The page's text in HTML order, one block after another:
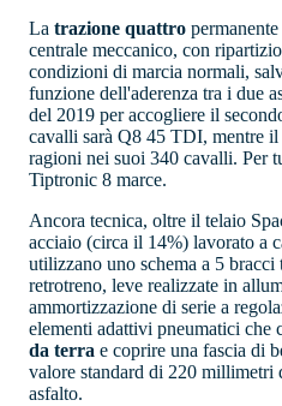
La trazione quattro
centrale meccanico, con
condizioni di marcia normali,
funzione dell'aderenza tra i due
del 2019 per accogliere il
cavalli sarà Q8 45 TDI, mentre
ragioni nei suoi 340 cavalli. Per
Tiptronic 8 marce.
Ancora tecnica, oltre il telaio
acciaio (circa il 14%) lavorato a
utilizzano uno schema a 5 bracci
retrotreno, leve realizzate in
ammortizzazione di serie a
elementi adattivi pneumatici che
da terra e coprire una fascia di
valore standard di 220 millimetri
asfalto.